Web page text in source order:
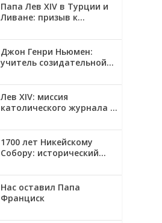
Папа Лев XIV в Турции и
Ливане: призыв к
Джон Генри Ньюмен:
учитель созидательной
Лев XIV: миссия
католического журнала —
Христа
1700 лет Никейскому
Собору: исторический
решения
Нас оставил Папа
Франциск